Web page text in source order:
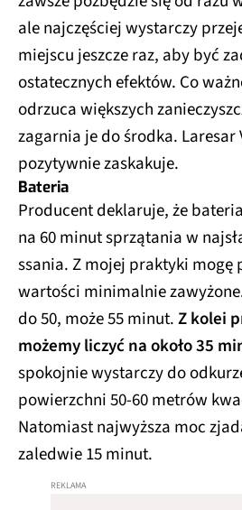
ale najczęściej wystarczy
miejscu jeszcze raz, aby być
ostatecznych efektów. Co
odrzuca większych
zagarnia je do środka. Laresar
pozytywnie zaskakuje.
Bateria
Producent deklaruje, że
na 60 minut sprzątania w
ssania. Z mojej praktyki mogę
wartości minimalnie
do 50, może 55 minut.Z kolei
możemy liczyć na około 35
spokojnie wystarczy do
powierzchni 50-60 metrów
Natomiast najwyższa moc
zaledwie 15 minut.